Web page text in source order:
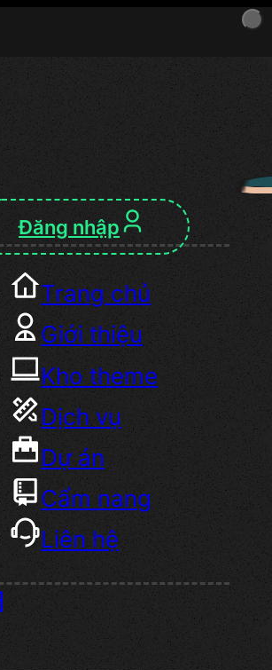
Đăng nhập
Trang chủ
Giới thiệu
Kho theme
Dịch vụ
Dự án
Cẩm nang
Liên hệ